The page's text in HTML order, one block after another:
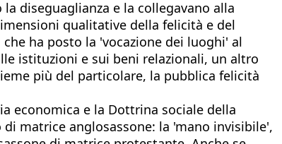
diseguaglianza e la collegavano alla
qualitative della felicità e del
ha posto la 'vocazione dei luoghi' al
istituzioni e sui beni relazionali, un altro
più del particolare, la pubblica felicità
economica e la Dottrina sociale della
matrice anglosassone: la 'mano invisibile',